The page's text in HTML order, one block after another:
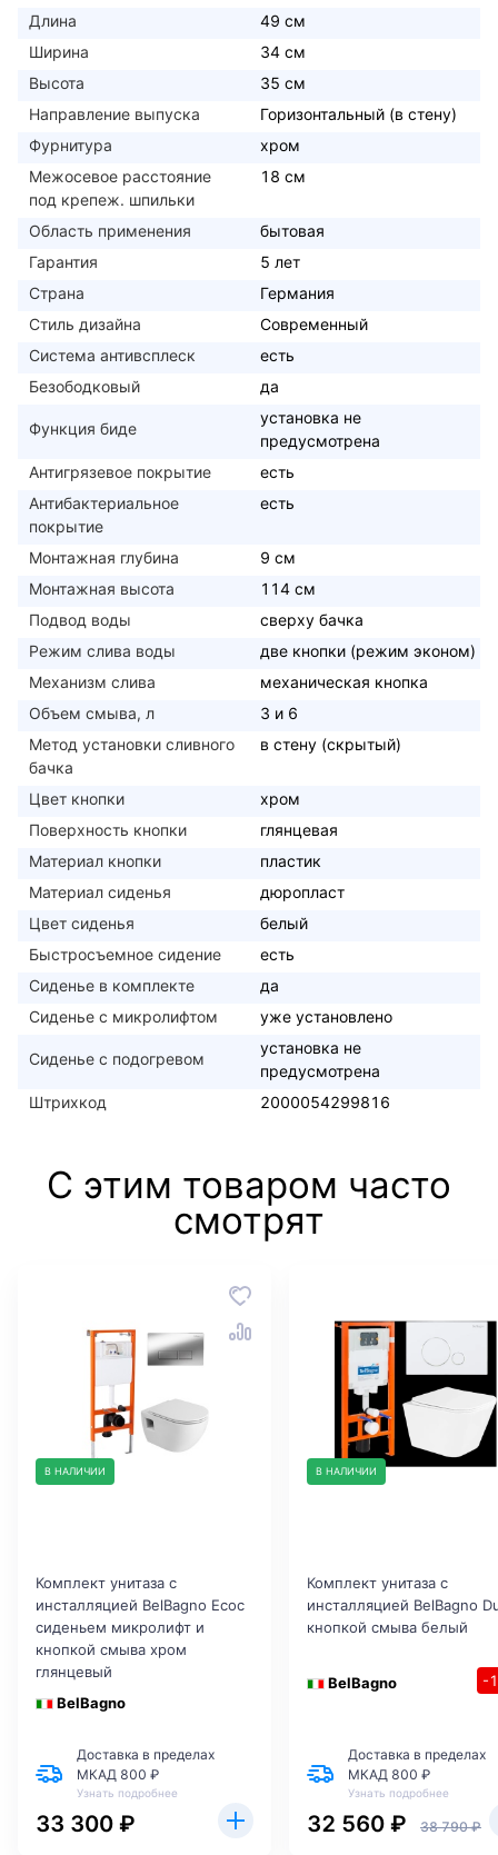
Длина
49 см
Ширина
34 см
Высота
35 см
Направление выпуска
Горизонтальный (в стену)
Фурнитура
хром
Межосевое расстояние
под крепеж. шпильки
18 см
Область применения
бытовая
Гарантия
5 лет
Страна
Германия
Стиль дизайна
Современный
Система антивсплеск
есть
Безободковый
да
Функция биде
установка не
предусмотрена
Антигрязевое покрытие
есть
Антибактериальное
покрытие
есть
Монтажная глубина
9 см
Монтажная высота
114 см
Подвод воды
сверху бачка
Режим слива воды
две кнопки (режим эконом)
Механизм слива
механическая кнопка
Объем смыва, л
3 и 6
Метод установки сливного
бачка
в стену (скрытый)
Цвет кнопки
хром
Поверхность кнопки
глянцевая
Материал кнопки
пластик
Материал сиденья
дюропласт
Цвет сиденья
белый
Быстросъемное сидение
есть
Сиденье в комплекте
да
Сиденье с микролифтом
уже установлено
Сиденье с подогревом
установка не
предусмотрена
Штрихкод
2000054299816
С этим товаром часто
смотрят
В НАЛИЧИИ
Комплект унитаза с
инсталляцией BelBagno Ecoс
сиденьем микролифт и
кнопкой смыва хром
глянцевый
BelBagno
Доставка в пределах
МКАД 800 ₽
Узнать подробнее
33 300 ₽
В НАЛИЧИИ
Комплект унитаза с
инсталляцией BelBagno
кнопкой смыва белый
BelBagno -
Доставка в пределах
МКАД 800 ₽
Узнать подробнее
32 560 ₽ 38 790 ₽